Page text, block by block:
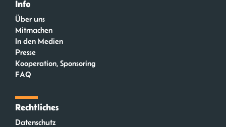
Info
Über uns
Mitmachen
In den Medien
Presse
Kooperation, Sponsoring
FAQ
Rechtliches
Datenschutz